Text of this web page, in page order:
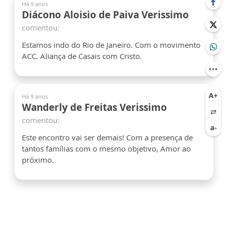
Há 9 anos
Diácono Aloisio de Paiva Verissimo
comentou:
Estamos indo do Rio de Janeiro. Com o movimento
ACC. Aliança de Casais com Cristo.
Há 9 anos
Wanderly de Freitas Verissimo
comentou:
Este encontro vai ser demais! Com a presença de
tantos famílias com o mesmo objetivo, Amor ao
próximo.